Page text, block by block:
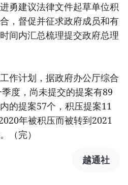
勇建议法律文件起草单位积
，督促并征求政府成员和有
间内汇总梳理提交政府总理
作计划，据政府办公厅综合
度，尚未提交的提案有89
的提案57个，积压提案11
年被积压而被转到2021
（完）
越通社